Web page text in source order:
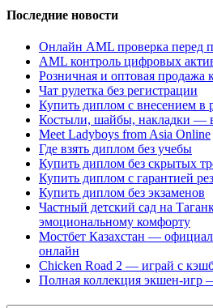
Последние новости
Онлайн AML проверка перед
AML контроль цифровых
Розничная и оптовая продажа
Чат рулетка без регистрации
Купить диплом с внесением в
Костыли, шайбы, накладки —
Meet Ladyboys from Asia Online
Где взять диплом без учебы
Купить диплом без скрытых
Купить диплом с гарантией
Купить диплом без экзаменов
Частный детский сад на
эмоциональному комфорту
Мостбет Казахстан —
онлайн
Chicken Road 2 — играй с
Полная коллекция экшен-игр